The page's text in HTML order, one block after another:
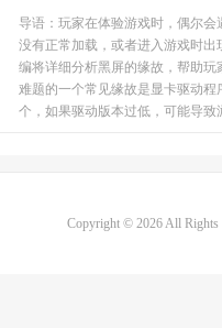
导语：玩家在体验游戏时，偶尔
没有正常加载，或者进入游戏时
编将详细分析黑屏的缘故，帮助
难题的一个常见缘故是显卡驱动
个，如果驱动版本过低，可能导致
Copyright © 2026 All